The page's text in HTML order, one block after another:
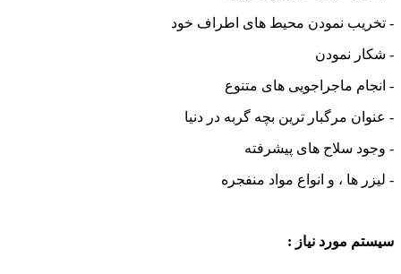
- تخریب نمودن محیط های اطراف خود
- شکار نمودن
- انجام ماجراجویی های متنوع
- عنوان مرگبار ترین بچه گربه در دنیا
- وجود سلاح های پیشرفته
- لیزر ها ، و انواع مواد منفجره
سیستم مورد نیاز :